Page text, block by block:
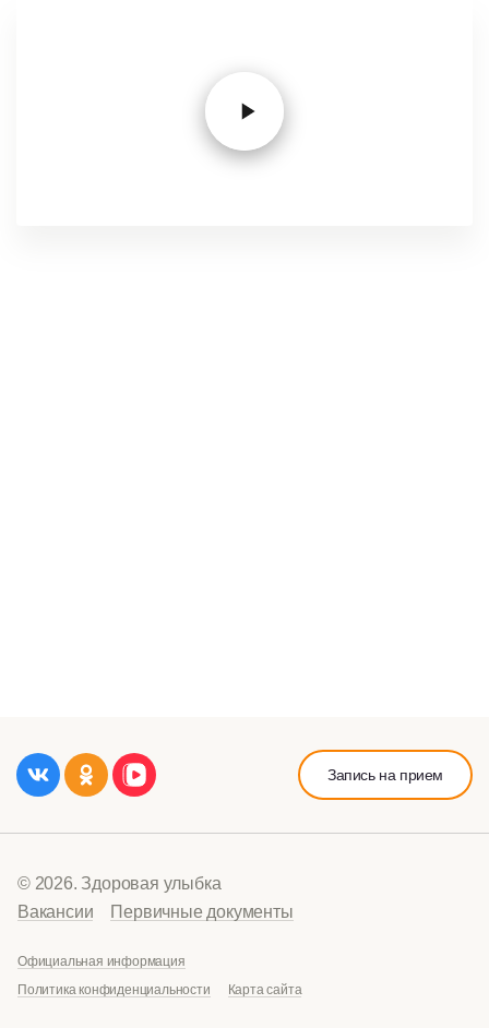
Запись на прием
© 2026. Здоровая улыбка
Вакансии
Первичные документы
Официальная информация
Политика конфиденциальности
Карта сайта